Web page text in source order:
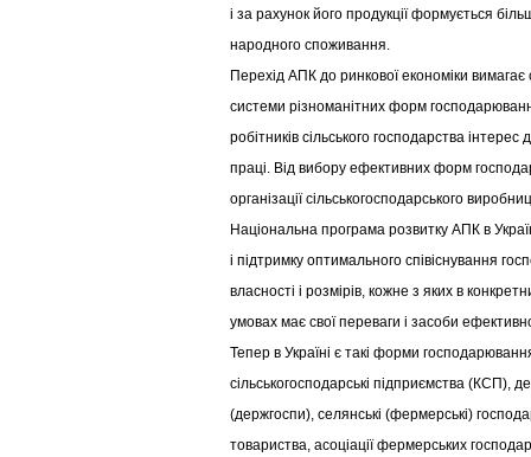
і за рахунок його продукції формується
народного споживання.
Перехід АПК до ринкової економіки вимагає
системи різноманітних форм
робітників сільського господарства інтерес
праці. Від вибору ефективних форм
організації сільськогосподарського
Національна програма розвитку АПК в
і підтримку оптимального співіснування
власності і розмірів, кожне з яких в
умовах має свої переваги і засоби
Тепер в Україні є такі форми
сільськогосподарські підприємства (КСП),
(держгоспи), селянські (фермерські)
товариства, асоціації фермерських